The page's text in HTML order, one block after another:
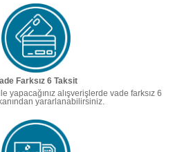
Farksız 6 Taksit
yapacağınız alışverişlerde vade farksız 6
yararlanabilirsiniz.